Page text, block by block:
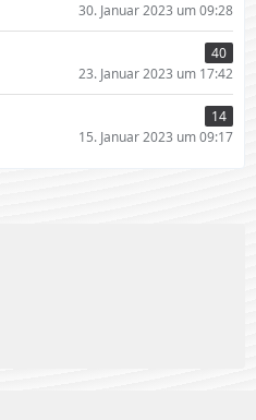
30. Januar 2023 um 09:28
40
23. Januar 2023 um 17:42
14
15. Januar 2023 um 09:17